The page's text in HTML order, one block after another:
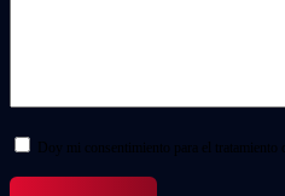
Doy mi consentimiento para el tratamiento